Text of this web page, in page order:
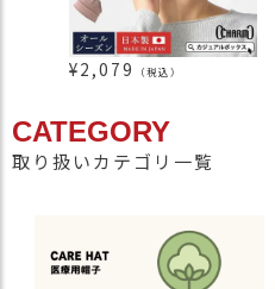
¥2,079 （税込）
CATEGORY
取り扱いカテゴリ一覧